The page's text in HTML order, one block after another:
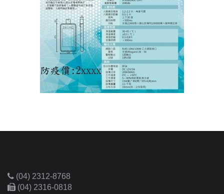
(04) 2312-8768
(04) 2316-0818